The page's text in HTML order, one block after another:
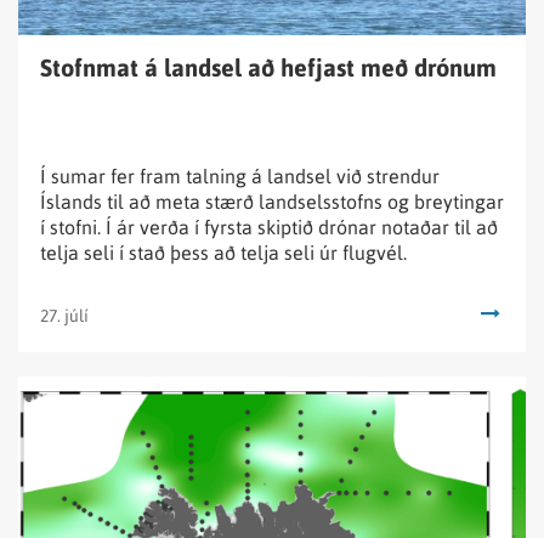
27. júlí
Stofnmat á landsel að hefjast með drónum
Í sumar fer fram talning á landsel við strendur
Íslands til að meta stærð landselsstofns og breytingar
í stofni. Í ár verða í fyrsta skiptið drónar notaðar til að
telja seli í stað þess að telja seli úr flugvél.
Lesa
Vorleiðangri
um
umhverfisástand